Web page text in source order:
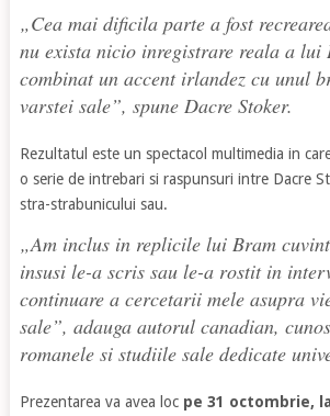
„Cea mai dificila parte a fost
nu exista nicio inregistrare reala a lui
combinat un accent irlandez cu unul
varstei sale”, spune Dacre Stoker.
Rezultatul este un spectacol multimedia in
o serie de intrebari si raspunsuri intre Dacre
stra-strabunicului sau.
„Am inclus in replicile lui Bram
insusi le-a scris sau le-a rostit in
continuare a cercetarii mele asupra
sale”, adauga autorul canadian,
romanele si studiile sale dedicate
Prezentarea va avea loc pe 31 octombrie,